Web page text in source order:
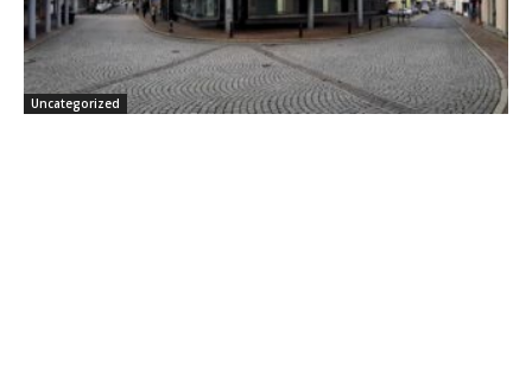
Uncategorized